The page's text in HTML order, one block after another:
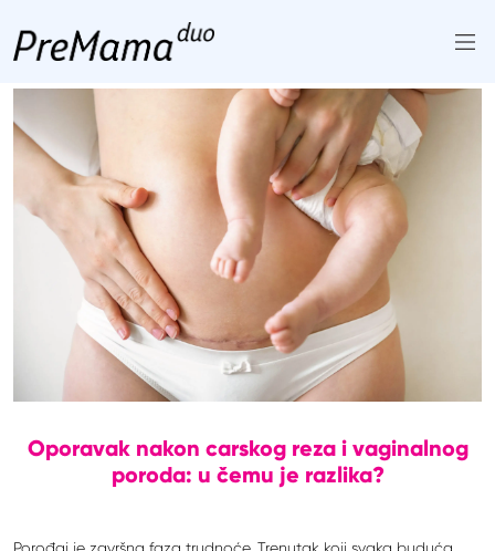
to
content
Oporavak nakon carskog reza i vaginalnog
poroda: u čemu je razlika?
Porođaj je završna faza trudnoće. Trenutak koji svaka buduća